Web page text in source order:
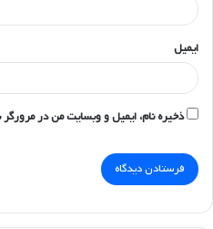
ایمیل
ذخیره نام، ایمیل و وبسایت من در